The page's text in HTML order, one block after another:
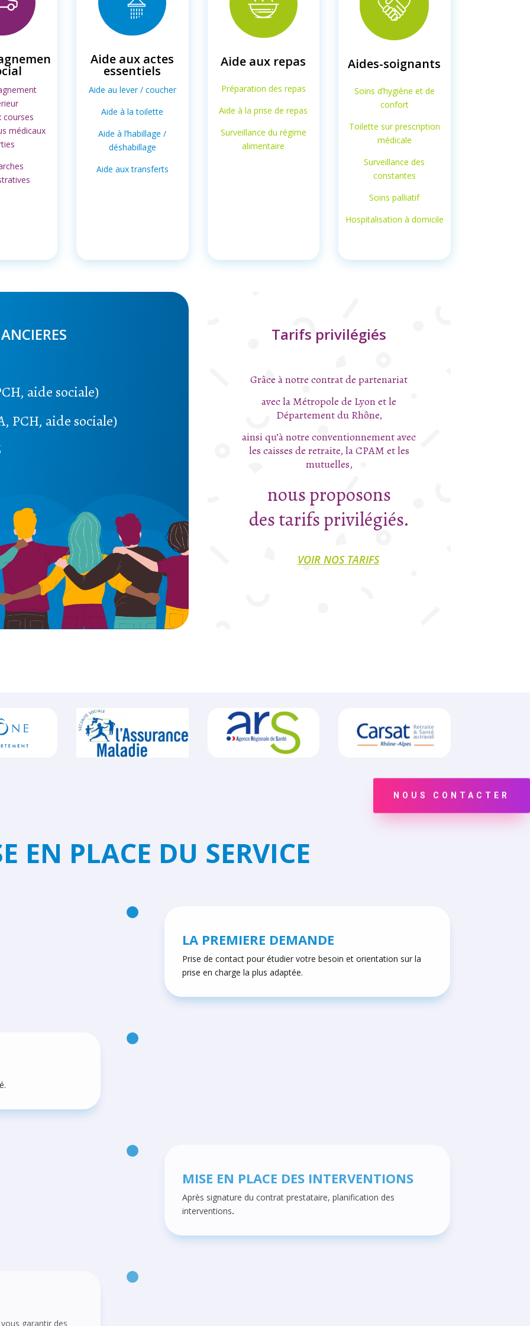
courses
médicaux
Aide aux actes
essentiels
Aide au lever / coucher
Aide à la toilette
Aide à l’habillage /
déshabillage
Aide aux transferts
Aide aux repas
Préparation des repas
Aide à la prise de repas
Surveillance du régime
alimentaire
Aides-soignants
Soins d’hygiène et de
confort
Toilette sur prescription
médicale
Surveillance des
constantes
Soins palliatif
Hospitalisation à domicile
aide sociale)
PCH, aide sociale)
Tarifs privilégiés
Grâce à notre contrat de partenariat
avec la Métropole de Lyon et le
Département du Rhône,
ainsi qu’à notre conventionnement avec
les caisses de retraite, la CPAM et les
mutuelles,
nous proposons
des tarifs privilégiés.
VOIR NOS TARIFS
NOUS CONTACTER
EN PLACE DU SERVICE
LA PREMIERE DEMANDE
Prise de contact pour étudier votre besoin et orientation sur la
prise en charge la plus adaptée.
MISE EN PLACE DES INTERVENTIONS
Après signature du contrat prestataire, planification des
interventions.
garantir des